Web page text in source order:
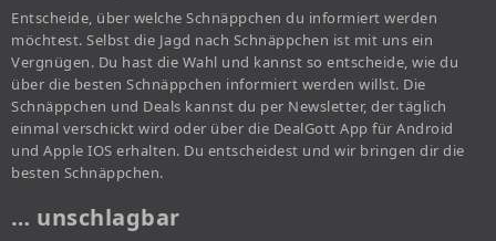
Entscheide, über welche Schnäppchen du informiert werden
möchtest. Selbst die Jagd nach Schnäppchen ist mit uns ein
Vergnügen. Du hast die Wahl und kannst so entscheide, wie du
über die besten Schnäppchen informiert werden willst. Die
Schnäppchen und Deals kannst du per Newsletter, der täglich
einmal verschickt wird oder über die DealGott App für Android
und Apple IOS erhalten. Du entscheidest und wir bringen dir die
besten Schnäppchen.
… unschlagbar